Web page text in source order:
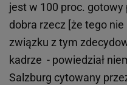
jest w 100 proc.
dobra rzecz [że tego nie
związku z tym
kadrze - powiedział
Salzburg cytowany